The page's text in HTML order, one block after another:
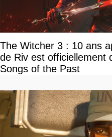
The Witcher 3 : 10 ans
de Riv est officiellement
Songs of the Past